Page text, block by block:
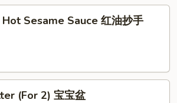
Sesame Sauce 红油抄手
(For 2) 宝宝盆